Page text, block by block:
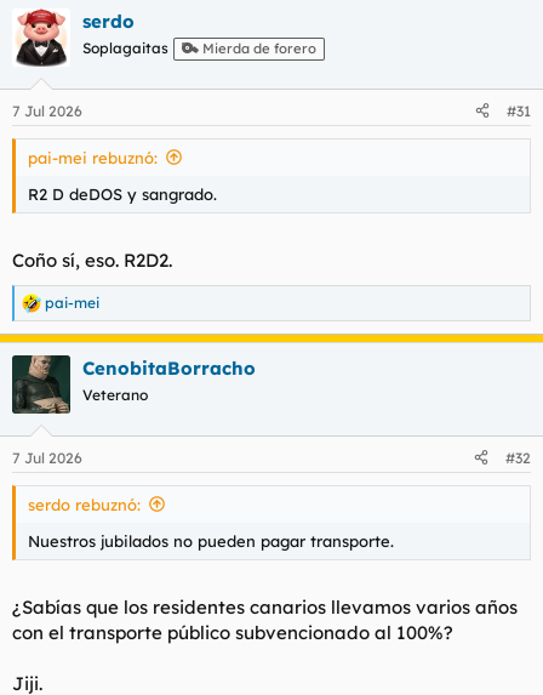
c
c
i
e
s
serdo
Soplagaitas Mierda de forero
7 Jul 2026 #31
pai-mei rebuznó:
R2 D deDOS y sangrado.
Coño sí, eso. R2D2.
R
e
a
c
i
e
s
pai-mei
CenobitaBorracho
Veterano
7 Jul 2026 #32
serdo rebuznó:
Nuestros jubilados no pueden pagar transporte.
¿Sabías que los residentes canarios llevamos varios años
con el transporte público subvencionado al 100%?
Jiji.